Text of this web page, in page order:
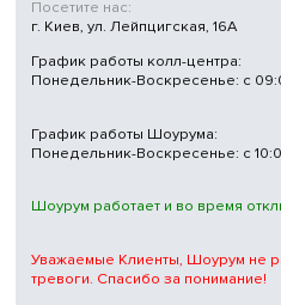
Посетите нас:
г. Киев, ул. Лейпцигская, 16А
График работы колл-центра:
Понедельник-Воскресенье: с
График работы Шоурума:
Понедельник-Воскресенье: с
Шоурум работает и во время
Уважаемые Клиенты, Шоурум не
тревоги. Спасибо за понимание!